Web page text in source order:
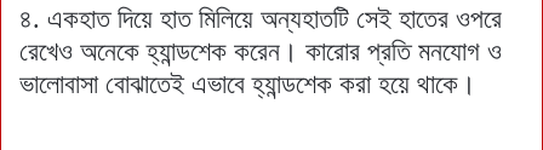
৪. একহাত দিয়ে হাত মিলিয়ে অন্যহাতটি সেই হাতের ওপরে
রেখেও অনেকে হ্যান্ডশেক করেন। কারোর প্রতি মনযোগ ও
ভালোবাসা বোঝাতেই এভাবে হ্যান্ডশেক করা হয়ে থাকে।